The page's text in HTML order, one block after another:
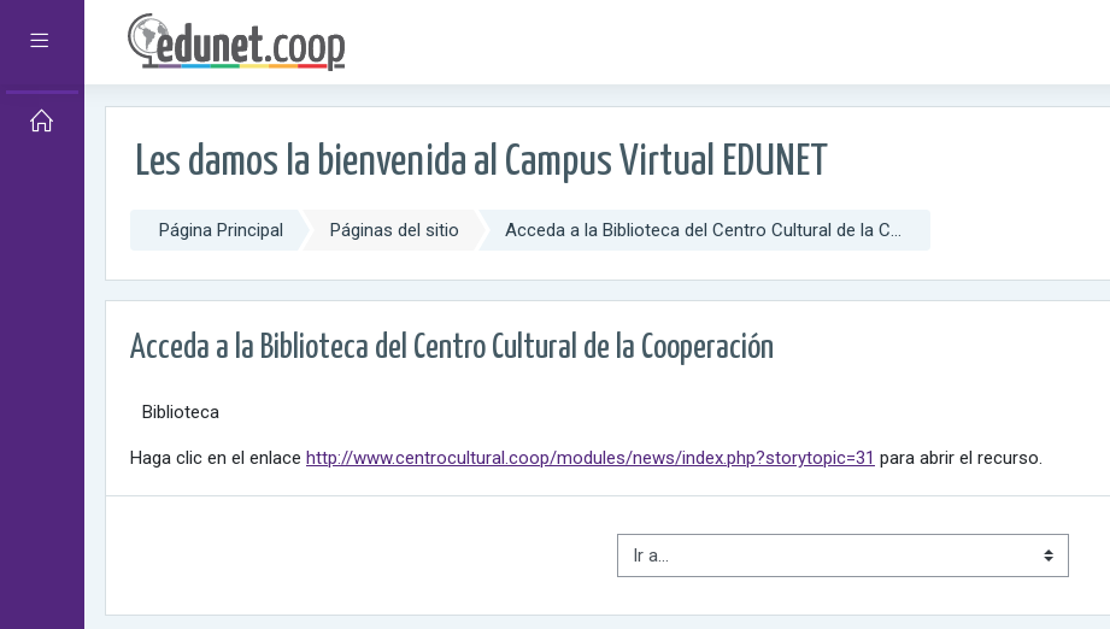
Panel lateral
Salta al contenido principal
Les damos la bienvenida al Campus Virtual EDUNET
Página Principal Páginas del sitio Acceda a la Biblioteca del Centro Cultural de la C...
Acceda a la Biblioteca del Centro Cultural de la Cooperación
Biblioteca
Haga clic en el enlace http://www.centrocultural.coop/modules/news/index.php?storytopic=31 para abrir el recurso.
Ir a...